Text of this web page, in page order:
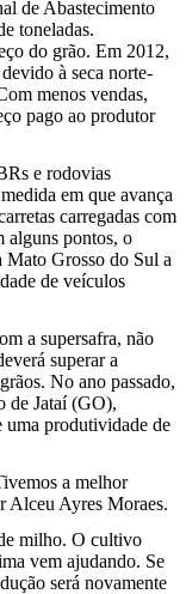
de Abastecimento
toneladas.
do grão. Em 2012,
à seca norte-
menos vendas,
pago ao produtor
e rodovias
em que avança
carregadas com
alguns pontos, o
Grosso do Sul a
de veículos
a supersafra, não
superar a
No ano passado,
de Jataí (GO),
uma produtividade de
a melhor
Alceu Ayres Moraes.
milho. O cultivo
vem ajudando. Se
será novamente